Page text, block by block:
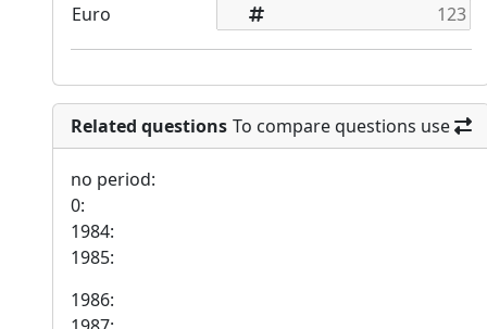
Euro
Related questions To compare questions use
no period:
0:
1984:
1985:
1986: